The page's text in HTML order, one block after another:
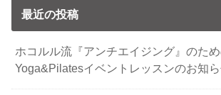
最近の投稿
ホコルル流『アンチエイジング』のた
Yoga&Pilatesイベントレッスンのお知ら